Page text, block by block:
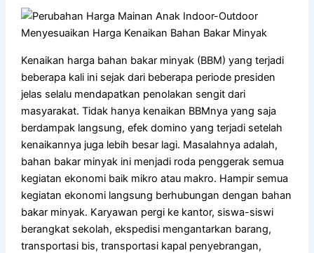
Kenaikan harga bahan bakar minyak (BBM) yang terjadi
beberapa kali ini sejak dari beberapa periode presiden
jelas selalu mendapatkan penolakan sengit dari
masyarakat. Tidak hanya kenaikan BBMnya yang saja
berdampak langsung, efek domino yang terjadi setelah
kenaikannya juga lebih besar lagi. Masalahnya adalah,
bahan bakar minyak ini menjadi roda penggerak semua
kegiatan ekonomi baik mikro atau makro. Hampir semua
kegiatan ekonomi langsung berhubungan dengan bahan
bakar minyak. Karyawan pergi ke kantor, siswa-siswi
berangkat sekolah, ekspedisi mengantarkan barang,
transportasi bis, transportasi kapal penyebrangan,